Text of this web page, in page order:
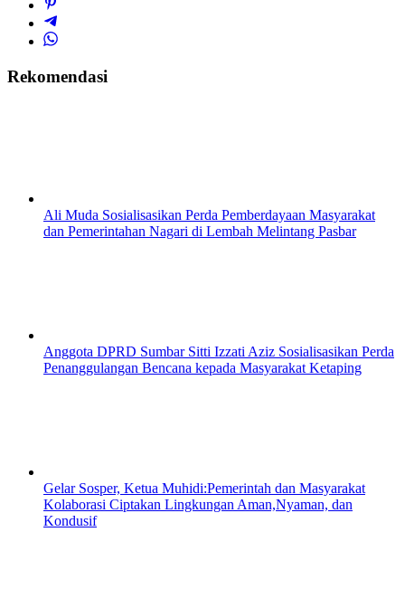
Rekomendasi
Ali Muda Sosialisasikan Perda Pemberdayaan Masyarakat
dan Pemerintahan Nagari di Lembah Melintang Pasbar
Anggota DPRD Sumbar Sitti Izzati Aziz Sosialisasikan Perda
Penanggulangan Bencana kepada Masyarakat Ketaping
Gelar Sosper, Ketua Muhidi:Pemerintah dan Masyarakat
Kolaborasi Ciptakan Lingkungan Aman,Nyaman, dan
Kondusif